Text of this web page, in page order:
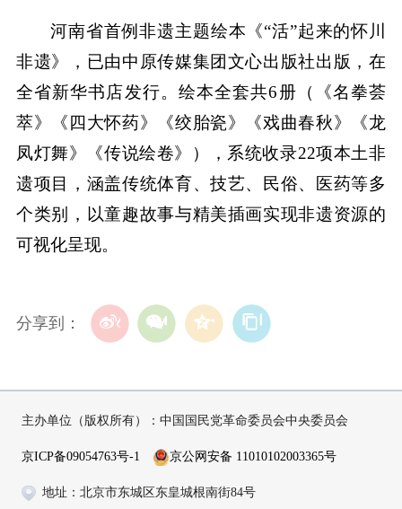
河南省首例非遗主题绘本《“活”起来的怀川
非遗》，已由中原传媒集团文心出版社出版，在
全省新华书店发行。绘本全套共6册（《名拳荟
萃》《四大怀药》《绞胎瓷》《戏曲春秋》《龙
凤灯舞》《传说绘卷》），系统收录22项本土非
遗项目，涵盖传统体育、技艺、民俗、医药等多
个类别，以童趣故事与精美插画实现非遗资源的
可视化呈现。
分享到：
主办单位（版权所有）：中国国民党革命委员会中央委员会
京ICP备09054763号-1 京公网安备 11010102003365号
地址：北京市东城区东皇城根南街84号